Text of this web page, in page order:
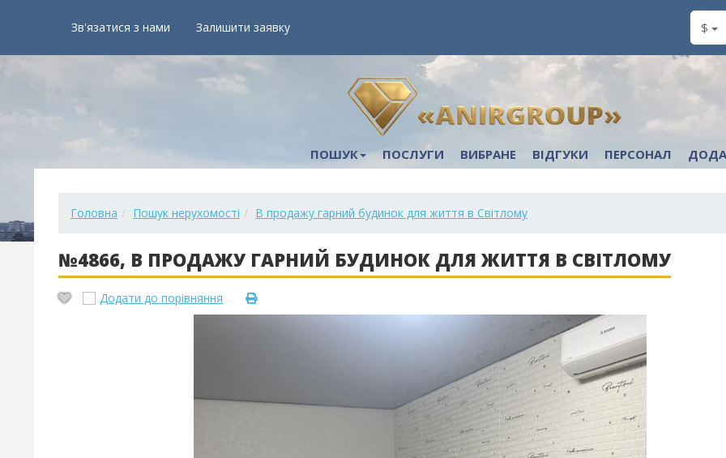
Зв'язатися з нами Залишити заявку $
ПОШУК ПОСЛУГИ ВИБРАНЕ ВІДГУКИ ПЕРСОНАЛ
Головна Пошук нерухомості В продажу гарний будинок для життя в Світлому
№4866, В ПРОДАЖУ ГАРНИЙ БУДИНОК ДЛЯ ЖИТТЯ В СВІТЛОМУ
Додати до порівняння